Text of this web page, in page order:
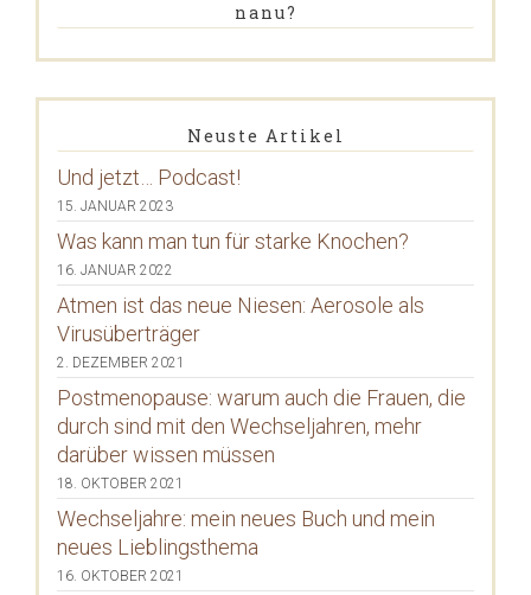
nanu?
Neuste Artikel
Und jetzt… Podcast!
15. JANUAR 2023
Was kann man tun für starke Knochen?
16. JANUAR 2022
Atmen ist das neue Niesen: Aerosole als
Virusüberträger
2. DEZEMBER 2021
Postmenopause: warum auch die Frauen, die
durch sind mit den Wechseljahren, mehr
darüber wissen müssen
18. OKTOBER 2021
Wechseljahre: mein neues Buch und mein
neues Lieblingsthema
16. OKTOBER 2021